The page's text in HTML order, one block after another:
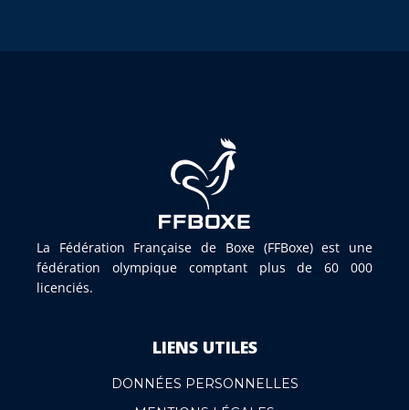
La Fédération Française de Boxe (FFBoxe) est une
fédération olympique comptant plus de 60 000
licenciés.
LIENS UTILES
DONNÉES PERSONNELLES